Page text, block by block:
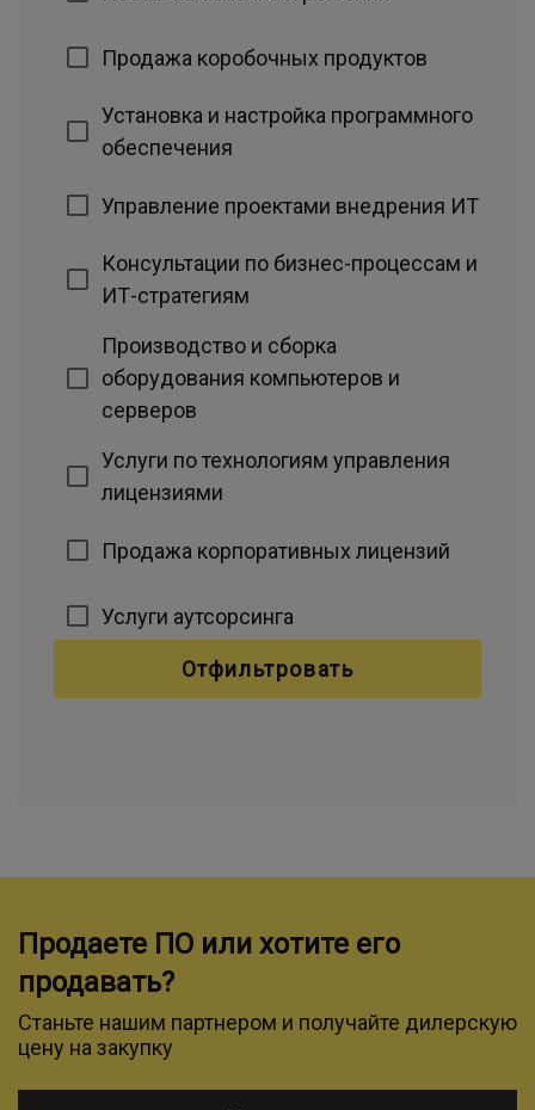
Продажа коробочных продуктов
Установка и настройка программного
обеспечения
Управление проектами внедрения ИТ
Консультации по бизнес-процессам и
ИТ-стратегиям
Производство и сборка
оборудования компьютеров и
серверов
Услуги по технологиям управления
лицензиями
Продажа корпоративных лицензий
Услуги аутсорсинга
Отфильтровать
Продаете ПО или хотите его
продавать?
Станьте нашим партнером и получайте дилерскую
цену на закупку